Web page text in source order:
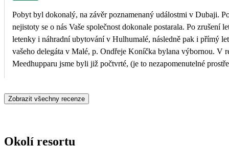
Pobyt byl dokonalý, na závěr poznamenaný událostmi v Dubaji.
nejistoty se o nás Vaše společnost dokonale postarala. Po zrušení
letenky i náhradní ubytování v Hulhumalé, následně pak i přímý
vašeho delegáta v Malé, p. Ondřeje Koníčka bylana výbornou. V resortu Adaaran Select
Meedhupparu jsme byli již počtvrté, (je to nezapomenutelné
Zobrazit všechny recenze
Okolí resortu